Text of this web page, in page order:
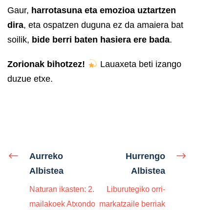
Gaur, harrotasuna eta emozioa uztartzen
dira, eta ospatzen duguna ez da amaiera bat
soilik, bide berri baten hasiera ere bada.
Zorionak bihotzez!
Lauaxeta beti izango
duzue etxe.
Aurreko
Albistea
Naturan ikasten: 2.
mailakoek Atxondo
Hurrengo
Albistea
Liburutegiko orri-
markatzaile berriak